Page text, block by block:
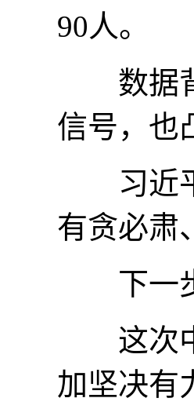
90人。
数据背
信号，也
习近平
有贪必肃
下一步
这次中
加坚决有